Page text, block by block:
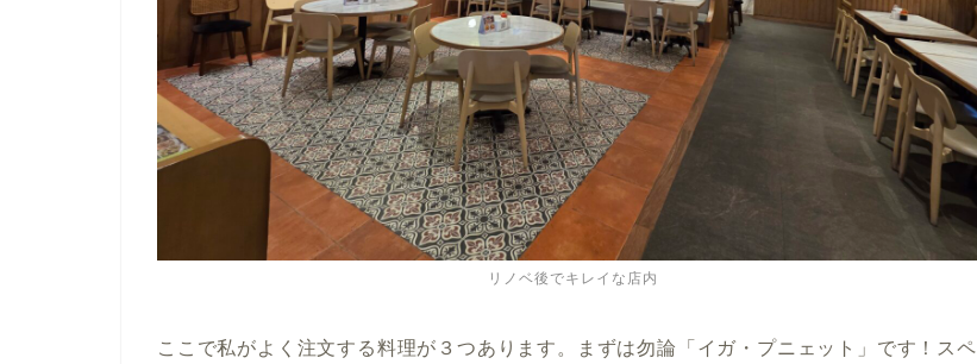
リノベ後でキレイな店内
ここで私がよく注文する料理が３つあります。まずは勿論「イガ・プニェット」です！スペ